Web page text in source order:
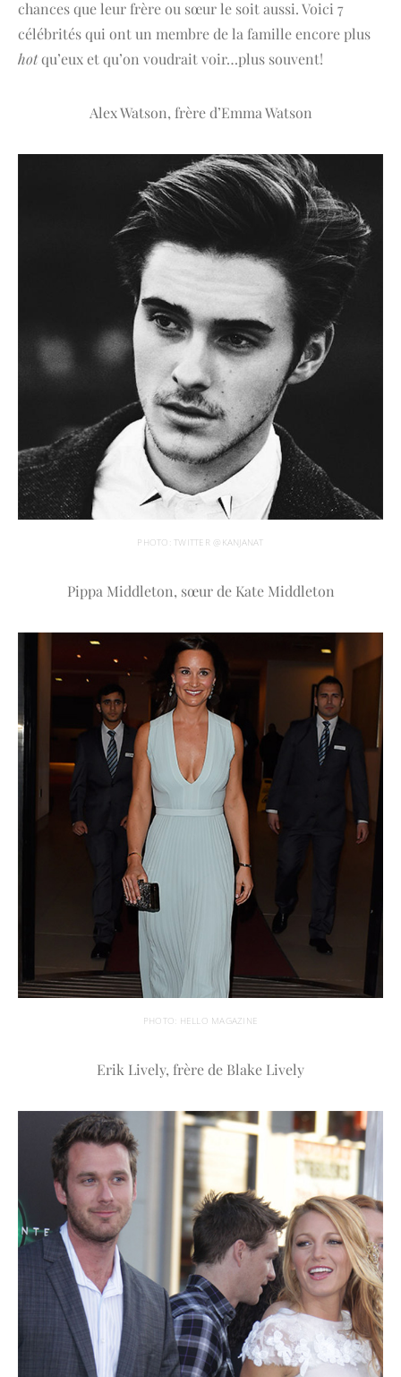
chances que leur frère ou sœur le soit aussi. Voici 7
célébrités qui ont un membre de la famille encore plus
hotqu’eux et qu’on voudrait voir…plus souvent!
Alex Watson, frère d’Emma Watson
PHOTO: TWITTER @KANJANAT
Pippa Middleton, sœur de Kate Middleton
PHOTO: HELLO MAGAZINE
Erik Lively, frère de Blake Lively